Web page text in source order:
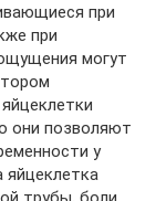
при
при
могут
они позволяют
у
яйцеклетка